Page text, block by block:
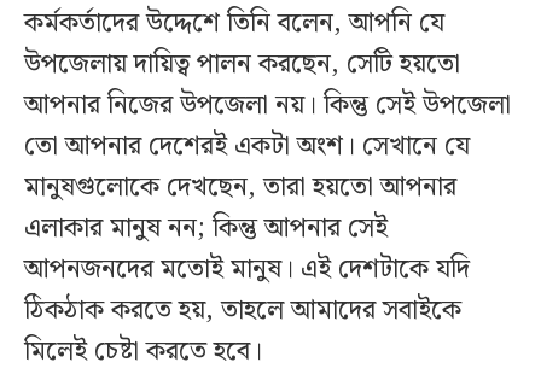
কর্মকর্তাদের উদ্দেশে তিনি বলেন, আপনি যে
উপজেলায় দায়িত্ব পালন করছেন, সেটি হয়তো
আপনার নিজের উপজেলা নয়। কিন্তু সেই উপজেলা
তো আপনার দেশেরই একটা অংশ। সেখানে যে
মানুষগুলোকে দেখছেন, তারা হয়তো আপনার
এলাকার মানুষ নন; কিন্তু আপনার সেই
আপনজনদের মতোই মানুষ। এই দেশটাকে যদি
ঠিকঠাক করতে হয়, তাহলে আমাদের সবাইকে
মিলেই চেষ্টা করতে হবে।